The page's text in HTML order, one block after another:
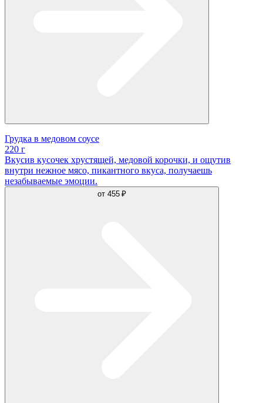
Грудка в медовом соусе
220 г
Вкусив кусочек хрустящей, медовой корочки, и ощутив
внутри нежное мясо, пикантного вкуса, получаешь
незабываемые эмоции.
от 455 ₽